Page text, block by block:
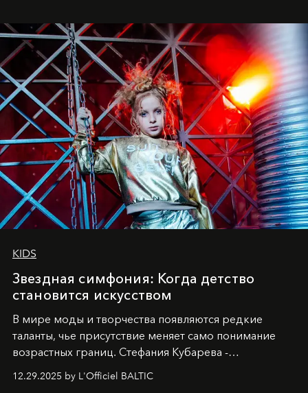
танцевального пути за плечами.
KIDS
Звездная симфония: Когда детство
становится искусством
В мире моды и творчества появляются редкие
таланты, чье присутствие меняет само понимание
возрастных границ. Стефания Кубарева -
десятилетняя обладательница невероятной
харизмы, чье имя уже украшает обложки
12.29.2025 by L'Officiel BALTIC